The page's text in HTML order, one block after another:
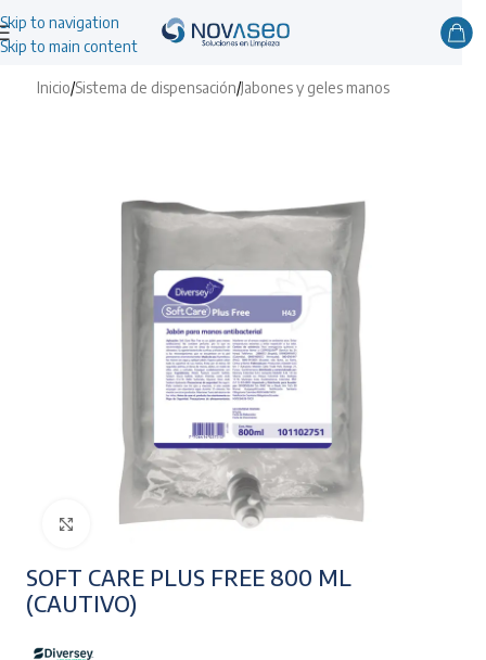
Skip to navigation
Skip to main content
Inicio/Sistema de dispensación/Jabones y geles manos
Clic para ampliar
SOFT CARE PLUS FREE 800 ML
(CAUTIVO)